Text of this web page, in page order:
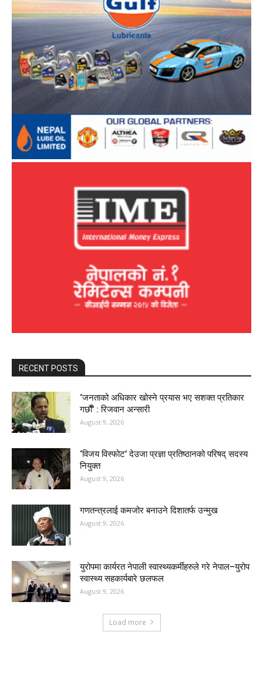
RECENT POSTS
‘जनताको अधिकार खोस्ने प्रयास भए सशक्त प्रतिकार
गर्छौं’ : रिजवान अन्सारी
August 9, 2026
‘विजय विस्फोट’ देउजा प्रज्ञा प्रतिष्ठानको परिषद् सदस्य
नियुक्त
August 9, 2026
गणतन्त्रलाई कमजोर बनाउने दिशातर्फ उन्मुख
August 9, 2026
युरोपमा कार्यरत नेपाली स्वास्थ्यकर्मीहरुले गरे नेपाल–युरोप
स्वास्थ्य सहकार्यबारे छलफल
August 9, 2026
Load more